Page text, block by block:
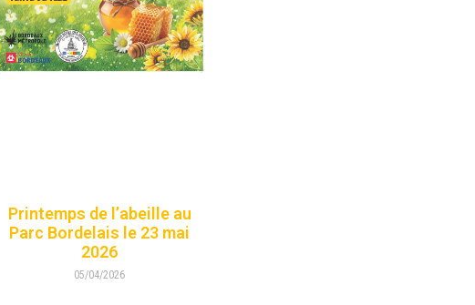
Printemps de l’abeille au
Parc Bordelais le 23 mai
2026
05/04/2026